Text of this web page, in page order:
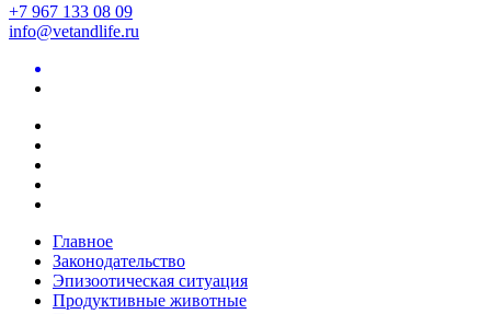
+7 967 133 08 09
info@vetandlife.ru
Главное
Законодательство
Эпизоотическая ситуация
Продуктивные животные